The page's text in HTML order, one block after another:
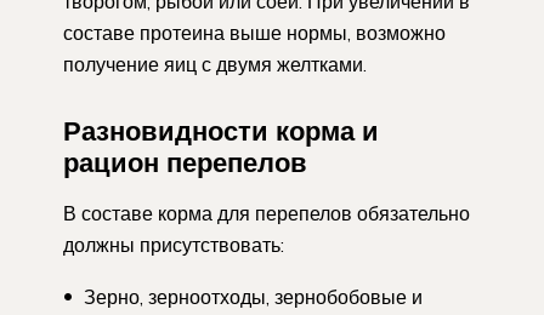
составе протеина выше нормы, возможно
получение яиц с двумя желтками.
Разновидности корма и
рацион перепелов
В составе корма для перепелов обязательно
должны присутствовать:
Зерно, зерноотходы, зернобобовые и